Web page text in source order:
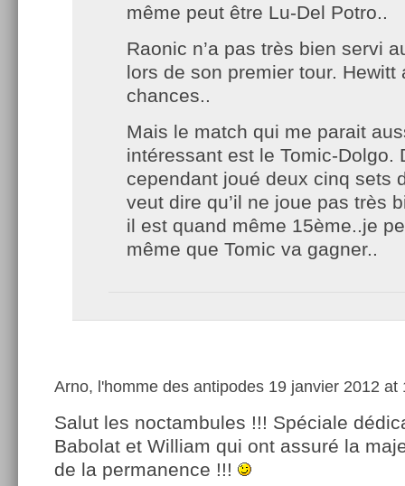
même peut être Lu-Del Potro..
Raonic n’a pas très bien servi
lors de son premier tour. Hewitt
chances..
Mais le match qui me parait
intéressant est le Tomic-Dolgo.
cependant joué deux cinq sets
veut dire qu’il ne joue pas très
il est quand même 15ème..je
même que Tomic va gagner..
Arno, l'homme des antipodes 19 janvier 2012 at
Salut les noctambules !!! Spéciale
Babolat et William qui ont assuré la
de la permanence !!!